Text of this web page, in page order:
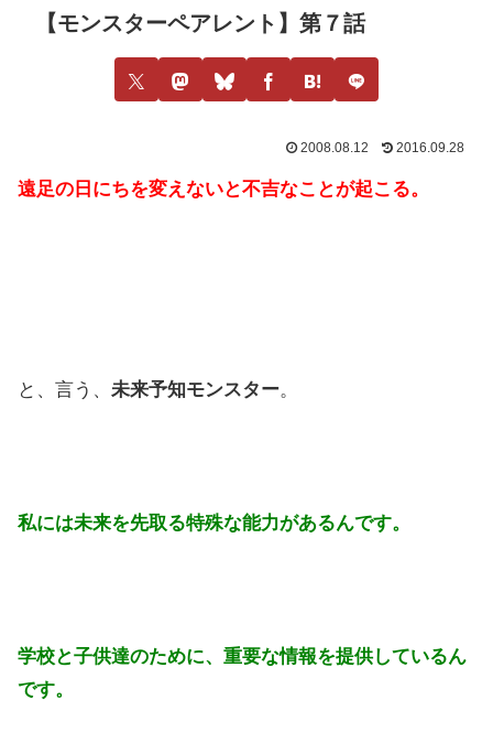
【モンスターペアレント】第７話
2008.08.12 2016.09.28
遠足の日にちを変えないと不吉なことが起こる。
と、言う、 未来予知モンスター。
私には未来を先取る特殊な能力があるんです。
学校と子供達のために、重要な情報を提供しているん
です。